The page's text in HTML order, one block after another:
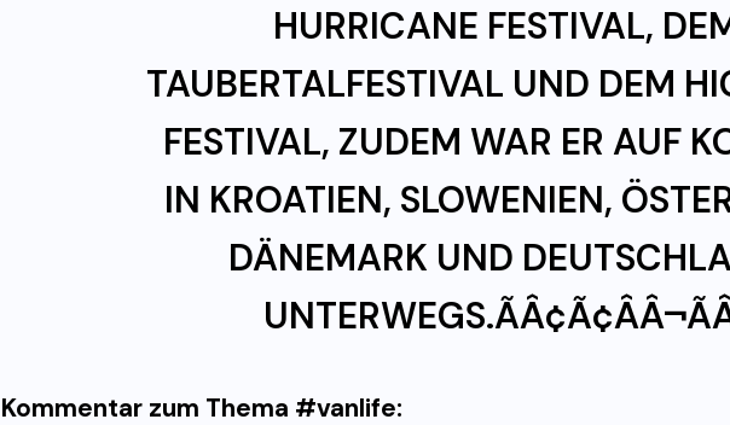
HURRICANE FESTIVAL,
TAUBERTALFESTIVAL UND DEM
FESTIVAL, ZUDEM WAR ER AUF
IN KROATIEN, SLOWENIEN,
DÄNEMARK UND
Kommentar zum Thema #vanlife: